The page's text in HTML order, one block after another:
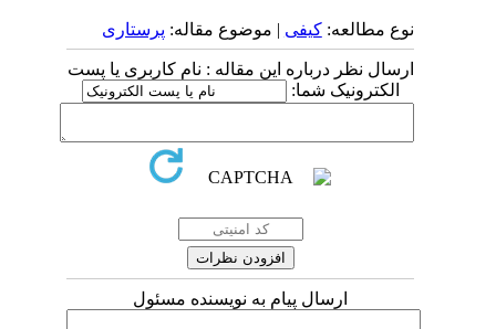
نوع مطالعه:کیفی| موضوع مقاله:پرستاری
ارسال نظر درباره این مقاله : نام کاربری یا پست
الکترونیک شما:
ارسال پیام به نویسنده مسئول